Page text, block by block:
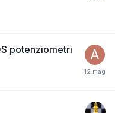
potenziometri